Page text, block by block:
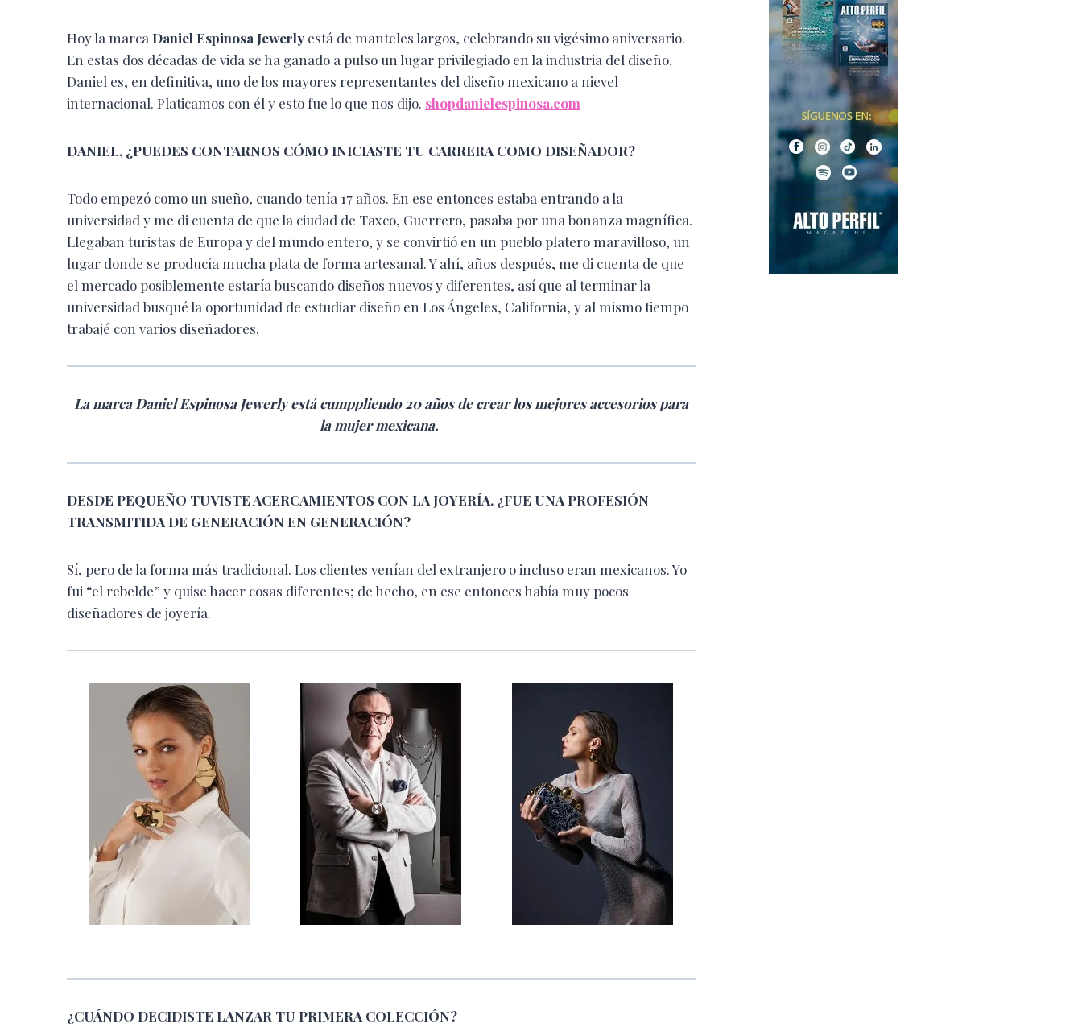
Hoy la marca Daniel Espinosa Jewerly está de manteles largos, celebrando su vigésimo aniversario.
En estas dos décadas de vida se ha ganado a pulso un lugar privilegiado en la industria del diseño.
Daniel es, en definitiva, uno de los mayores representantes del diseño mexicano a nievel
internacional. Platicamos con él y esto fue lo que nos dijo. shopdanielespinosa.com
DANIEL, ¿PUEDES CONTARNOS CÓMO INICIASTE TU CARRERA COMO DISEÑADOR?
Todo empezó como un sueño, cuando tenía 17 años. En ese entonces estaba entrando a la
universidad y me di cuenta de que la ciudad de Taxco, Guerrero, pasaba por una bonanza magnífica.
Llegaban turistas de Europa y del mundo entero, y se convirtió en un pueblo platero maravilloso, un
lugar donde se producía mucha plata de forma artesanal. Y ahí, años después, me di cuenta de que
el mercado posiblemente estaría buscando diseños nuevos y diferentes, así que al terminar la
universidad busqué la oportunidad de estudiar diseño en Los Ángeles, California, y al mismo tiempo
trabajé con varios diseñadores.
La marca Daniel Espinosa Jewerly está cumppliendo 20 años de crear los mejores accesorios para
la mujer mexicana.
DESDE PEQUEÑO TUVISTE ACERCAMIENTOS CON LA JOYERÍA. ¿FUE UNA PROFESIÓN
TRANSMITIDA DE GENERACIÓN EN GENERACIÓN?
Sí, pero de la forma más tradicional. Los clientes venían del extranjero o incluso eran mexicanos. Yo
fui “el rebelde” y quise hacer cosas diferentes; de hecho, en ese entonces había muy pocos
diseñadores de joyería.
¿CUÁNDO DECIDISTE LANZAR TU PRIMERA COLECCIÓN?